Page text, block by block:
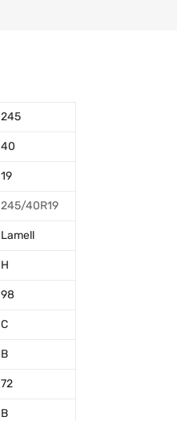
245
40
19
245/40R19
Lamell
H
98
C
B
72
B